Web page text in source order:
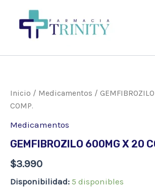
contenido
Inicio / Medicamentos /
COMP.
Medicamentos
GEMFIBROZILO 600MG X 20
$3.990
Disponibilidad: 5 disponibles